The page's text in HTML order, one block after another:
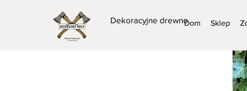
Dekoracyjne drewnoDom Sklep